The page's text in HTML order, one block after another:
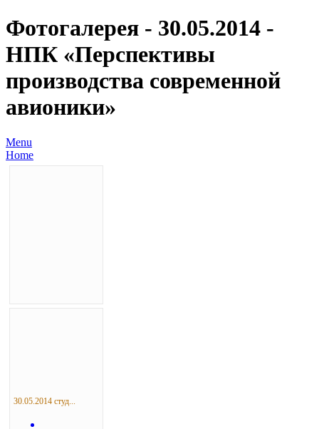
Фотогалерея - 30.05.2014 -
НПК «Перспективы
производства современной
авионики»
Menu
Home
30.05.2014 студ...